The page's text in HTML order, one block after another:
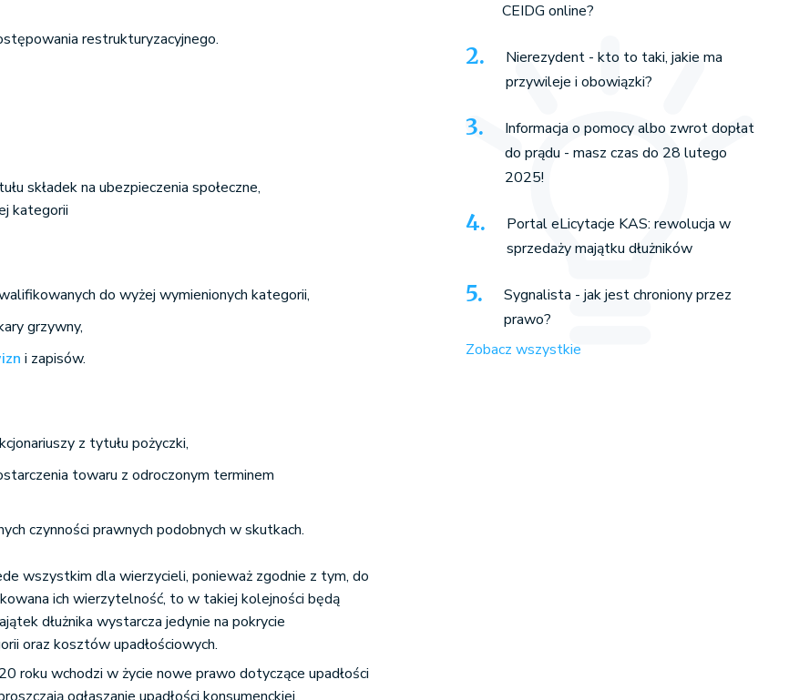
restrukturyzacyjnego.
składek na ubezpieczenia społeczne,
kategorii
do wyżej wymienionych kategorii,
grzywny,
i zapisów.
z tytułu pożyczki,
towaru z odroczonym terminem
czynności prawnych podobnych w skutkach.
wszystkim dla wierzycieli, ponieważ zgodnie z tym, do
ich wierzytelność, to w takiej kolejności będą
dłużnika wystarcza jedynie na pokrycie
oraz kosztów upadłościowych.
roku wchodzi w życie nowe prawo dotyczące upadłości
CEIDG online?
Nierezydent - kto to taki, jakie ma
przywileje i obowiązki?
Informacja o pomocy albo zwrot dopłat
do prądu - masz czas do 28 lutego
2025!
Portal eLicytacje KAS: rewolucja w
sprzedaży majątku dłużników
Sygnalista - jak jest chroniony przez
prawo?
Zobacz wszystkie